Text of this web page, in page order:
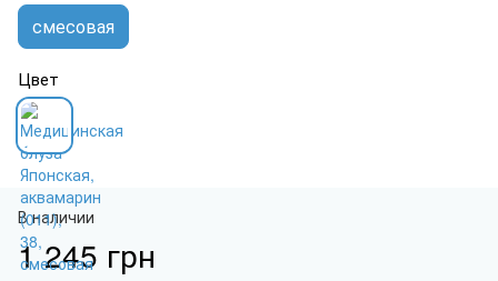
смесовая
Цвет
В наличии
1 245 грн